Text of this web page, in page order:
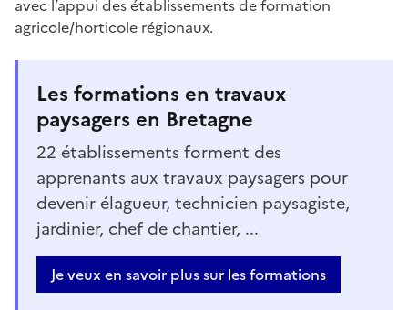
avec l’appui des établissements de formation
agricole/horticole régionaux.
Les formations en travaux
paysagers en Bretagne
22 établissements forment des
apprenants aux travaux paysagers pour
devenir élagueur, technicien paysagiste,
jardinier, chef de chantier, ...
Je veux en savoir plus sur les formations